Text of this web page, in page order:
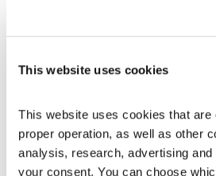
This website uses cookies
This website uses cookies that are
proper operation, as well as other
analysis, research, advertising
your consent. You can choose